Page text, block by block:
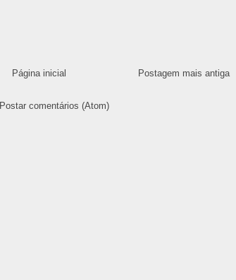
Postagem mais antiga
Página inicial
Postar comentários (Atom)